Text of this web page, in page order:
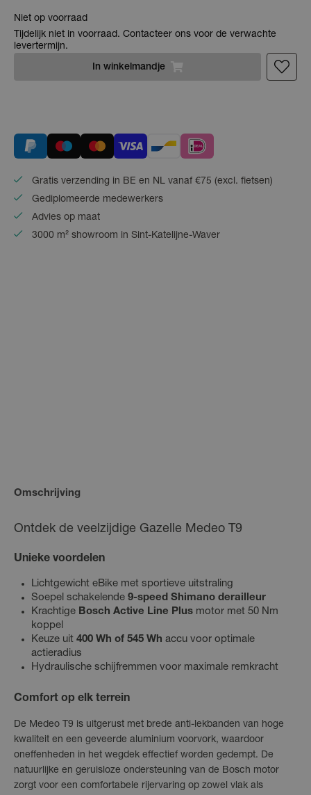
Niet op voorraad
Tijdelijk niet in voorraad. Contacteer ons voor de verwachte
levertermijn.
In winkelmandje
Gratis verzending in BE en NL vanaf €75 (excl. fietsen)
Gediplomeerde medewerkers
Advies op maat
3000 m² showroom in Sint-Katelijne-Waver
Omschrijving
Ontdek de veelzijdige Gazelle Medeo T9
Unieke voordelen
Lichtgewicht eBike met sportieve uitstraling
Soepel schakelende 9-speed Shimano derailleur
Krachtige Bosch Active Line Plus motor met 50 Nm
koppel
Keuze uit 400 Wh of 545 Wh accu voor optimale
actieradius
Hydraulische schijfremmen voor maximale remkracht
Comfort op elk terrein
De Medeo T9 is uitgerust met brede anti-lekbanden van hoge
kwaliteit en een geveerde aluminium voorvork, waardoor
oneffenheden in het wegdek effectief worden gedempt. De
natuurlijke en geruisloze ondersteuning van de Bosch motor
zorgt voor een comfortabele rijervaring op zowel vlak als